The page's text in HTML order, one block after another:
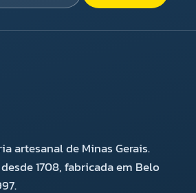
artesanal de Minas Gerais.
1708, fabricada em Belo